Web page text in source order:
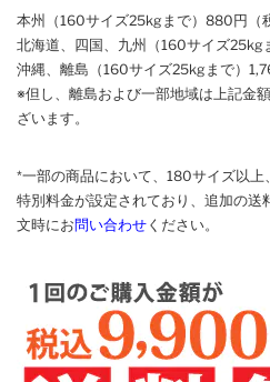
本州（160サイズ25kgまで）880円（
北海道、四国、九州
（160サイズ25kg
沖縄、離島 （160サイズ25kgまで）
※但し、離島および一部地域は上記金
ざいます。
*一部の商品において、180サイズ以
特別料金が設定されており、追加の送
文時に お問い合わせ ください。